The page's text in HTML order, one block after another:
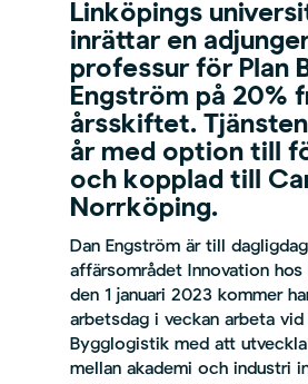
Linköpings u
inrättaren
professur för Plan
Engström på 20%
årsskiftet. Tjänsten
år med option till
och kopplad till
Norrköping.
Dan Engström är till
affärsområdet Innovation hos
den 1 januari 2023 kommer
arbetsdag i veckan arbeta
Bygglogistik med att
mellan akademi och industri